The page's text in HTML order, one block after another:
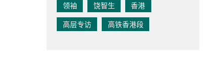
领袖
饶智生
香港
高层专访
高铁香港段